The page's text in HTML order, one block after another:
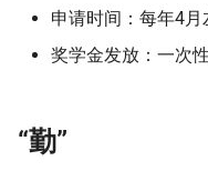
申请时间：每年4月
奖学金发放：一次
“勤”